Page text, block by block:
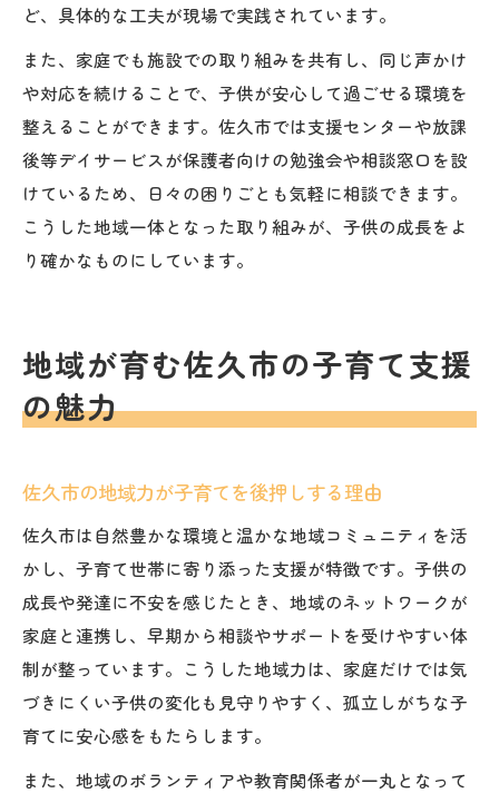
ど、具体的な工夫が現場で実践されています。
また、家庭でも施設での取り組みを共有し、同じ声かけ
や対応を続けることで、子供が安心して過ごせる環境を
整えることができます。佐久市では支援センターや放課
後等デイサービスが保護者向けの勉強会や相談窓口を設
けているため、日々の困りごとも気軽に相談できます。
こうした地域一体となった取り組みが、子供の成長をよ
り確かなものにしています。
地域が育む佐久市の子育て支援
の魅力
佐久市の地域力が子育てを後押しする理由
佐久市は自然豊かな環境と温かな地域コミュニティを活
かし、子育て世帯に寄り添った支援が特徴です。子供の
成長や発達に不安を感じたとき、地域のネットワークが
家庭と連携し、早期から相談やサポートを受けやすい体
制が整っています。こうした地域力は、家庭だけでは気
づきにくい子供の変化も見守りやすく、孤立しがちな子
育てに安心感をもたらします。
また、地域のボランティアや教育関係者が一丸となって